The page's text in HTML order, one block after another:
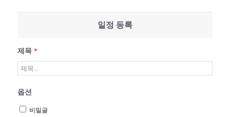
일정 등록
제목 *
옵션
비밀글